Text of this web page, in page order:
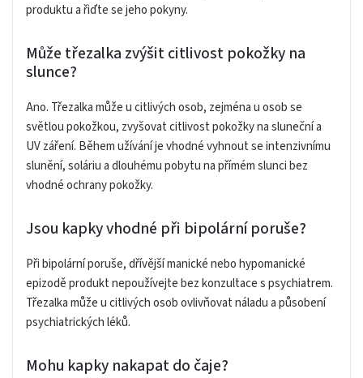
produktu a řiďte se jeho pokyny.
Může třezalka zvýšit citlivost pokožky na
slunce?
Ano. Třezalka může u citlivých osob, zejména u osob se
světlou pokožkou, zvyšovat citlivost pokožky na sluneční a
UV záření. Během užívání je vhodné vyhnout se intenzivnímu
slunění, soláriu a dlouhému pobytu na přímém slunci bez
vhodné ochrany pokožky.
Jsou kapky vhodné při bipolární poruše?
Při bipolární poruše, dřívější manické nebo hypomanické
epizodě produkt nepoužívejte bez konzultace s psychiatrem.
Třezalka může u citlivých osob ovlivňovat náladu a působení
psychiatrických léků.
Mohu kapky nakapat do čaje?